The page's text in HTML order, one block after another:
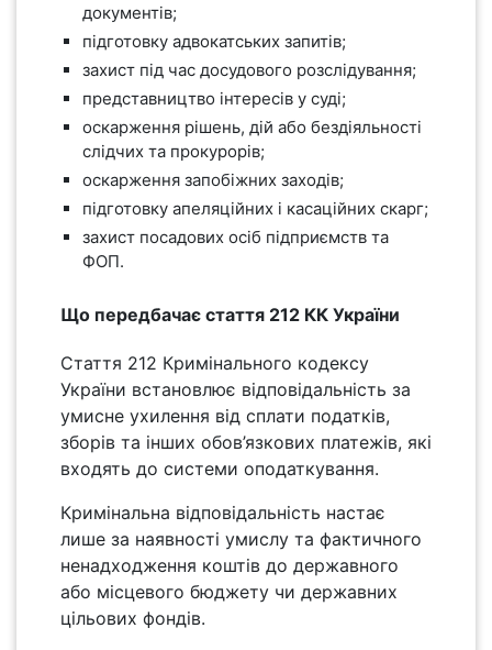
документів;
підготовку адвокатських запитів;
захист під час досудового розслідування;
представництво інтересів у суді;
оскарження рішень, дій або бездіяльності
слідчих та прокурорів;
оскарження запобіжних заходів;
підготовку апеляційних і касаційних скарг;
захист посадових осіб підприємств та
ФОП.
Що передбачає стаття 212 КК України
Стаття 212 Кримінального кодексу
України встановлює відповідальність за
умисне ухилення від сплати податків,
зборів та інших обов’язкових платежів, які
входять до системи оподаткування.
Кримінальна відповідальність настає
лише за наявності умислу та фактичного
ненадходження коштів до державного
або місцевого бюджету чи державних
цільових фондів.